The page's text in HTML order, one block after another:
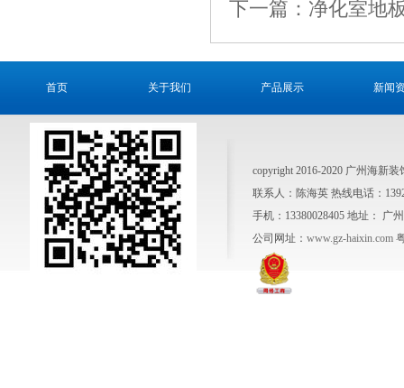
下一篇：净化室地
首页 关于我们 产品展示 新闻
copyright 2016-2020 广州海新
联系人：陈海英 热线电话：
手机：13380028405 地址： 广
公司网址： www.gz-haixin.com